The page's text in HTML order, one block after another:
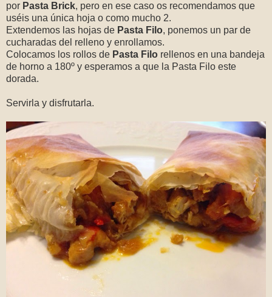
por Pasta Brick, pero en ese caso os recomendamos que
uséis una única hoja o como mucho 2.
Extendemos las hojas de Pasta Filo, ponemos un par de
cucharadas del relleno y enrollamos.
Colocamos los rollos de Pasta Filo rellenos en una bandeja
de horno a 180º y esperamos a que la Pasta Filo este
dorada.
Servirla y disfrutarla.